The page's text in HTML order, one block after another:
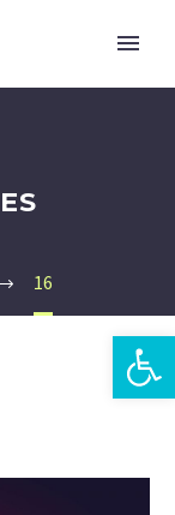
Abrir
16